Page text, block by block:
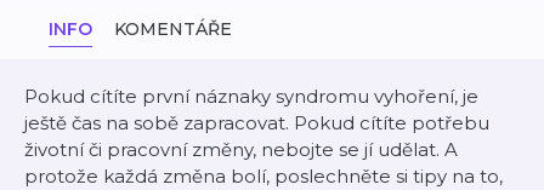
INFO KOMENTÁŘE
Pokud cítíte první náznaky syndromu vyhoření, je
ještě čas na sobě zapracovat. Pokud cítíte potřebu
životní či pracovní změny, nebojte se jí udělat. A
protože každá změna bolí, poslechněte si tipy na to,